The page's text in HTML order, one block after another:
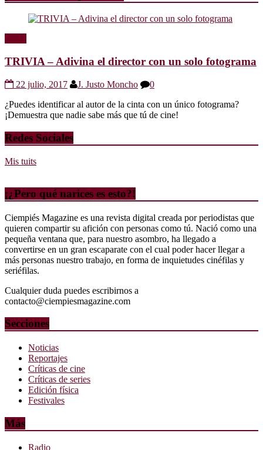
TRIVIA – Adivina el director con un solo fotograma
22 julio, 2017 J. Justo Moncho
0
¿Puedes identificar al autor de la cinta con un único fotograma?
¡Demuestra que nadie sabe más que tú de cine!
Redes Sociales
Mis tuits
¡¿Pero qué narices es esto?!
Ciempiés Magazine es una revista digital creada por periodistas que
quieren compartir su afición con personas como tú. Nació como una
pequeña ventana que, para nuestro asombro, ha llegado a
convertirse en un gran escaparate con el cual poder hacer llegar a
más personas nuestro trabajo, en forma de inquietudes cinéfilas y
seriéfilas.
Cualquier duda puedes escribirnos a
contacto@ciempiesmagazine.com
Secciones
Noticias
Reportajes
Críticas de cine
Críticas de series
Edición física
Festivales
Más
Radio